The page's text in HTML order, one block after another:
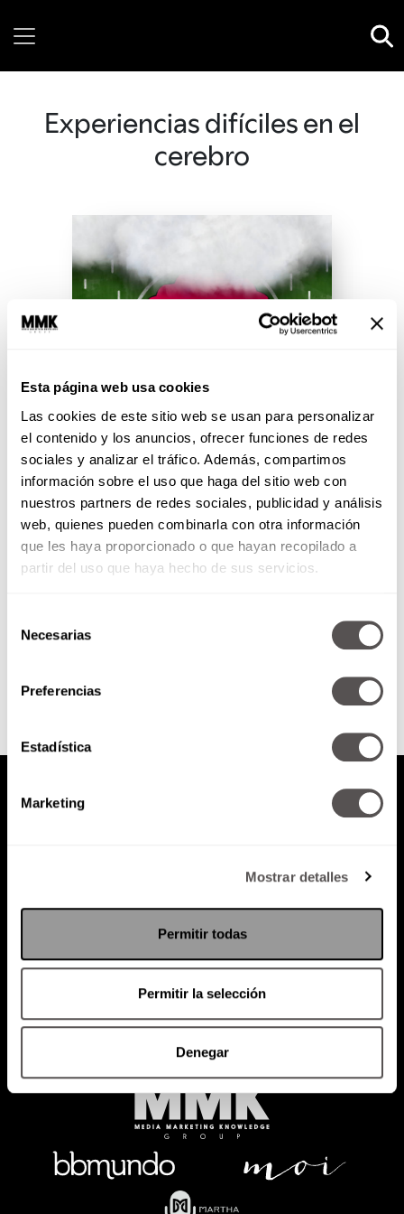
Esta página web usa cookies
Las cookies de este sitio web se usan para personalizar
el contenido y los anuncios, ofrecer funciones de redes
sociales y analizar el tráfico. Además, compartimos
información sobre el uso que haga del sitio web con
nuestros partners de redes sociales, publicidad y análisis
web, quienes pueden combinarla con otra información
que les haya proporcionado o que hayan recopilado a
partir del uso que haya hecho de sus servicios.
Necesarias
Preferencias
Estadística
Marketing
Mostrar detalles
Permitir todas
Permitir la selección
Denegar
Experiencias difíciles en el
cerebro
Las huellas del trauma: ¿pooor
y cómo superarlas?
Para todos los que han vivido una
experiencia traumática les vamos
a explicar todo sobre el síndrome
Política de Privacidad
RADIO MARTHA